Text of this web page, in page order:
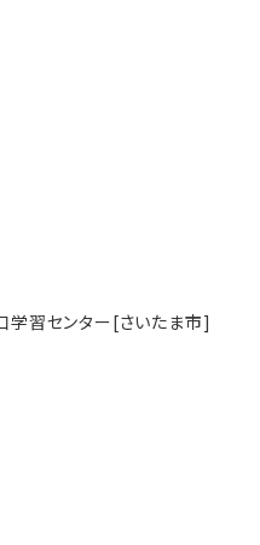
学習センター[さいたま市]